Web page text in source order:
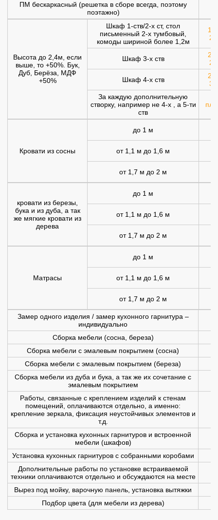
ПМ бескаркасный (решетка в сборе всегда, поэтому
поэтажно)
Высота до 2,4м, если
выше, то +50%. Бук,
Дуб, Берёза, МДФ
+50%
Шкаф 1-ств/2-х ст, стол
письменный 2-х тумбовый,
комоды шириной более 1,2м
Шкаф 3-х ств
Шкаф 4-х ств
За каждую дополнительную
створку, например не 4-х , а 5-ти
ств
Кровати из сосны
до 1 м
от 1,1 м до 1,6 м
от 1,7 м до 2 м
кровати из березы,
бука и из дуба, а так
же мягкие кровати из
дерева
до 1 м
от 1,1 м до 1,6 м
от 1,7 м до 2 м
Матрасы
до 1 м
от 1,1 м до 1,6 м
от 1,7 м до 2 м
Замер одного изделия / замер кухонного гарнитура –
индивидуально
Сборка мебели (сосна, береза)
Сборка мебели с эмалевым покрытием (сосна)
Сборка мебели с эмалевым покрытием (береза)
Сборка мебели из дуба и бука, а так же их сочетание с
эмалевым покрытием
Работы, связанные с креплением изделий к стенам
помещений, оплачиваются отдельно, а именно:
крепление зеркала, фиксация неустойчивых элементов и
т.д.
Сборка и установка кухонных гарнитуров и встроенной
мебели (шкафов)
Установка кухонных гарнитуров с собранными коробами
Дополнительные работы по установке встраиваемой
техники оплачиваются отдельно и обсуждаются на месте
Вырез под мойку, варочную панель, установка вытяжки
Подбор цвета (для мебели из дерева)